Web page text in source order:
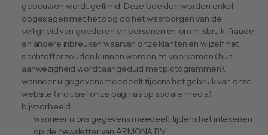
gebouwen wordt gefilmd. Deze beelden worden enkel
opgeslagen met het oog op het waarborgen van de
veiligheid van goederen en personen en om misbruik, fraude
en andere inbreuken waarvan onze klanten en wijzelf het
slachtoffer zouden kunnen worden, te voorkomen (hun
aanwezigheid wordt aangeduid met pictogrammen).
wanneer u gegevens meedeelt tijdens het gebruik van onze
website (inclusief onze pagina’s op sociale media),
bijvoorbeeld:
wanneer u ons gegevens meedeelt tijdens het intekenen
op de newsletter van ARMONA BV;